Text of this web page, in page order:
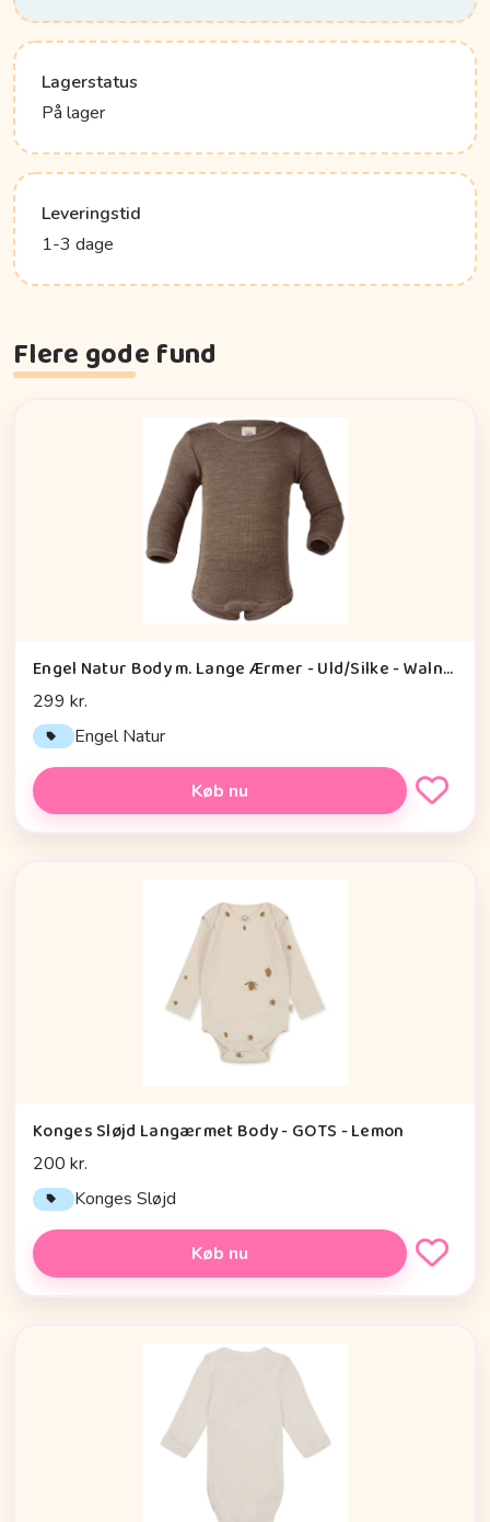
Lagerstatus
På lager
Leveringstid
1-3 dage
Flere gode fund
Engel Natur Body m. Lange Ærmer - Uld/Silke - Walnut
299 kr.
Engel Natur
Køb nu
Konges Sløjd Langærmet Body - GOTS - Lemon
200 kr.
Konges Sløjd
Køb nu